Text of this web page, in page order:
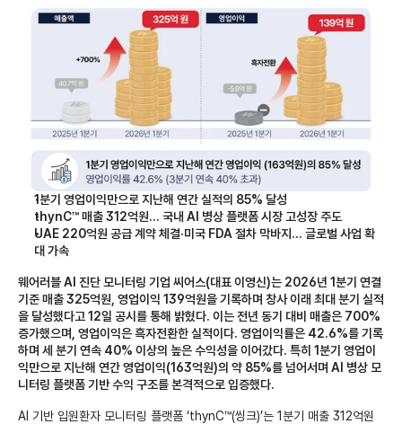
1분기 영업이익만으로 지난해 연간 실적의 85% 달성
thynC™ 매출 312억원… 국내 AI 병상 플랫폼 시장 고성장 주도
UAE 220억원 공급 계약 체결·미국 FDA 절차 막바지… 글로벌 사업 확
대 가속
웨어러블 AI 진단 모니터링 기업 씨어스(대표 이영신)는 2026년 1분기 연결
기준 매출 325억원, 영업이익 139억원을 기록하며 창사 이래 최대 분기 실적
을 달성했다고 12일 공시를 통해 밝혔다. 이는 전년 동기 대비 매출은 700%
증가했으며, 영업이익은 흑자전환한 실적이다. 영업이익률은 42.6%를 기록
하며 세 분기 연속 40% 이상의 높은 수익성을 이어갔다. 특히 1분기 영업이
익만으로 지난해 연간 영업이익(163억원)의 약 85%를 넘어서며 AI 병상 모
니터링 플랫폼 기반 수익 구조를 본격적으로 입증했다.
AI 기반 입원환자 모니터링 플랫폼 ‘thynC™(씽크)’는 1분기 매출 312억원